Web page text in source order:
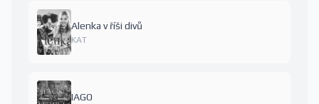
Alenka v říši divů
KAT
IAGO